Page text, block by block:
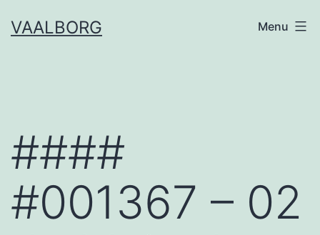
toVAALBORG Menu
####
#001367 – 02